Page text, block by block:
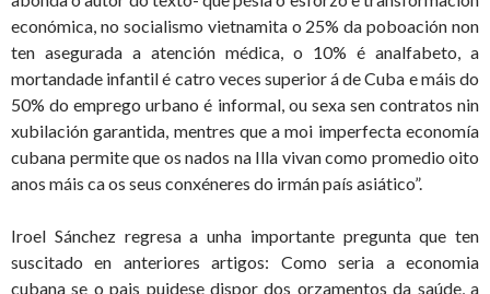
económica, no socialismo vietnamita o 25% da poboación non
ten asegurada a atención médica, o 10% é analfabeto, a
mortandade infantil é catro veces superior á de Cuba e máis do
50% do emprego urbano é informal, ou sexa sen contratos nin
xubilación garantida, mentres que a moi imperfecta economía
cubana permite que os nados na Illa vivan como promedio oito
anos máis ca os seus conxéneres do irmán país asiático”.
Iroel Sánchez regresa a unha importante pregunta que ten
suscitado en anteriores artigos: Como seria a economia
cubana se o pais puidese dispor dos orzamentos da saúde, a